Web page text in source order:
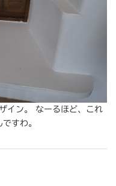
イン。 なーるほど、これ
すわ。